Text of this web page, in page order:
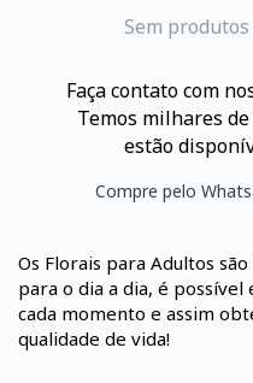
Sem
Faça contato com
Temos milhares
estão
Compre pelo
Os Florais para Adultos
para o dia a dia, é
cada momento e assim
qualidade de vida!